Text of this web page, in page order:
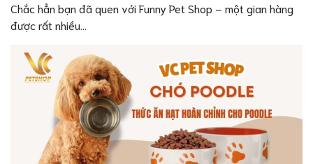
Chắc hẳn bạn đã quen với Funny Pet Shop – một gian hàng
được rất nhiều...